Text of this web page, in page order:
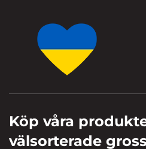
Köp våra
välsorterade